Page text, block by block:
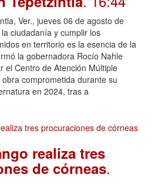
Ver., jueves 06 de agosto de
ciudadanía y cumplir los
en territorio es la esencia de la
la gobernadora Rocío Nahle
el Centro de Atención Múltiple
comprometida durante su
en 2024, tras a
realiza tres
de córneas.